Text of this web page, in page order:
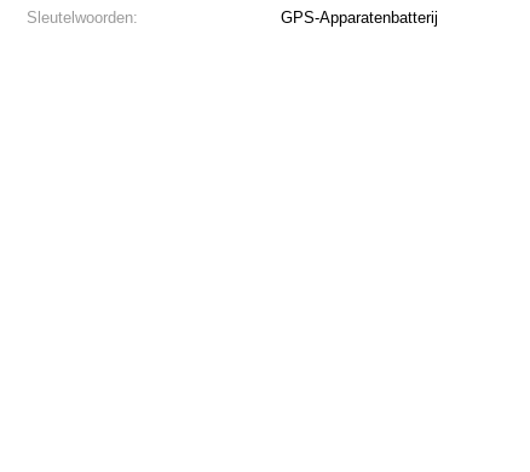
Sleutelwoorden:
GPS-Apparatenbatterij